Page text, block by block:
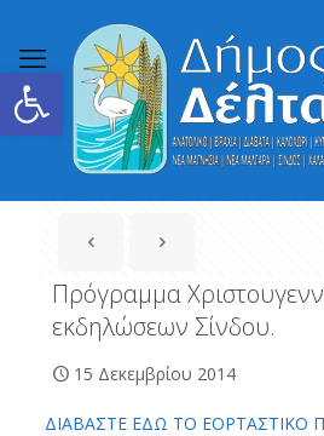
Ανοίξτε τη γραμμή εργαλείων
Πρόγραμμα
εκδηλώσεων Σίνδου.
15 Δεκεμβρίου 2014
ΔΙΑΒΑΣΤΕ ΕΔΩ ΤΟ ΕΟΡΤΑΣΤΙΚΟ